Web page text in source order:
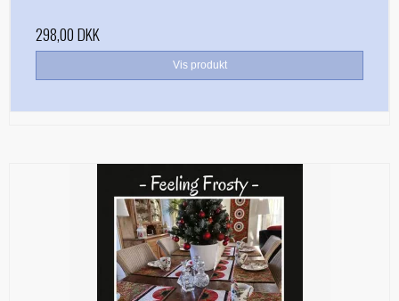
298,00 DKK
Vis produkt